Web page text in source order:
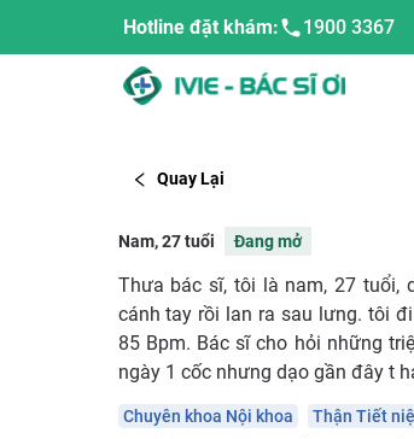
Hotline đặt khám: 1900 3367
Quay Lại
Nam, 27 tuổi Đang mở
Thưa bác sĩ, tôi là nam, 27 tuổi,
cánh tay rồi lan ra sau lưng. tôi
85 Bpm. Bác sĩ cho hỏi những
ngày 1 cốc nhưng dạo gần đây t
Chuyên khoa Nội khoa Thận Tiết